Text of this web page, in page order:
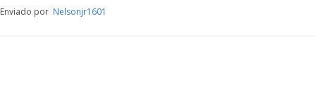
Enviado por Nelsonjr1601